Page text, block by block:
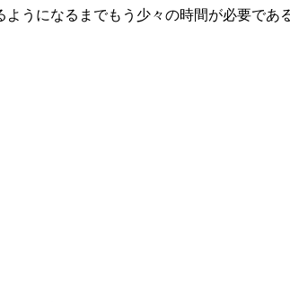
うになるまでもう少々の時間が必要であ